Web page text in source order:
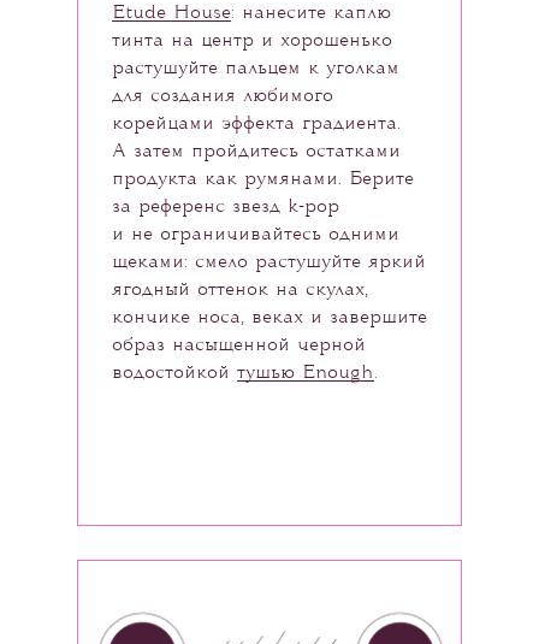
Etude House: нанесите каплю
тинта на центр и хорошенько
растушуйте пальцем к уголкам
для создания любимого
корейцами эффекта градиента.
А затем пройдитесь остатками
продукта как румянами. Берите
за референс звезд k-pop
и не ограничивайтесь одними
щеками: смело растушуйте яркий
ягодный оттенок на скулах,
кончике носа, веках и завершите
образ насыщенной черной
водостойкой тушью Enough.